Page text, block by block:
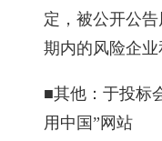
定，被公开公
期内的风险企业
■其他：于投标
用中国”网站